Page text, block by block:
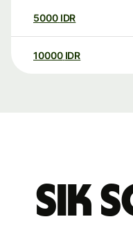
5000 IDR
10000 IDR
Sık